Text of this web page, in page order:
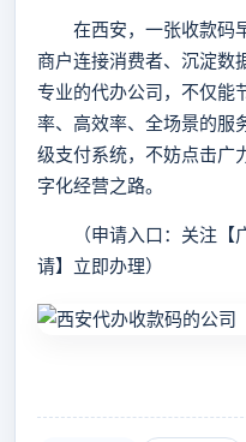
在西安，一张收款码
商户连接消费者、沉淀数
专业的代办公司，不仅能
率、高效率、全场景的服
级支付系统，不妨点击广
字化经营之路。
（申请入口：关注【广
请】立即办理）